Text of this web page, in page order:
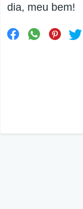
dia, meu bem!